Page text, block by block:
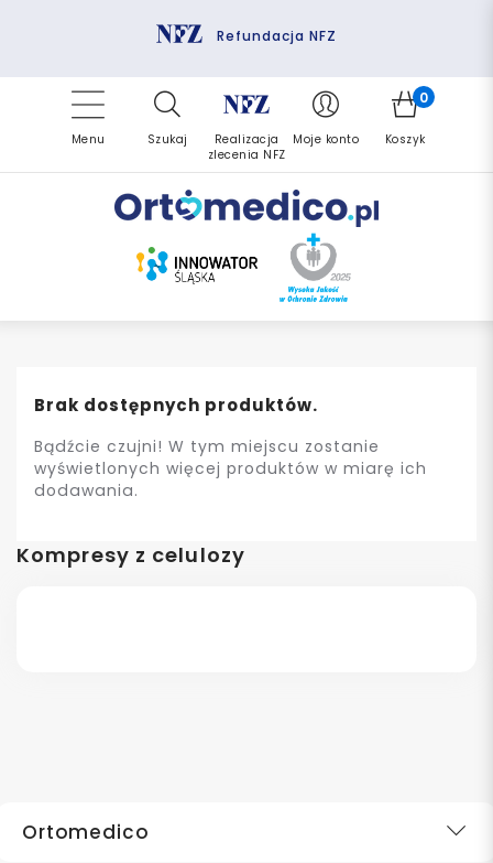
Darmowa dostawa
Pomoc fizjoterapeuty
Finansowanie PFRON
Refundacja NFZ
Zrealizuj zlecenie ponownie
Menu Szukaj
Realizacja
zlecenia NFZ
Moje konto
0
Koszyk
Kompresy z celulozy
Brak dostępnych produktów.
Bądźcie czujni! W tym miejscu zostanie
wyświetlonych więcej produktów w miarę ich
dodawania.
Ortomedico